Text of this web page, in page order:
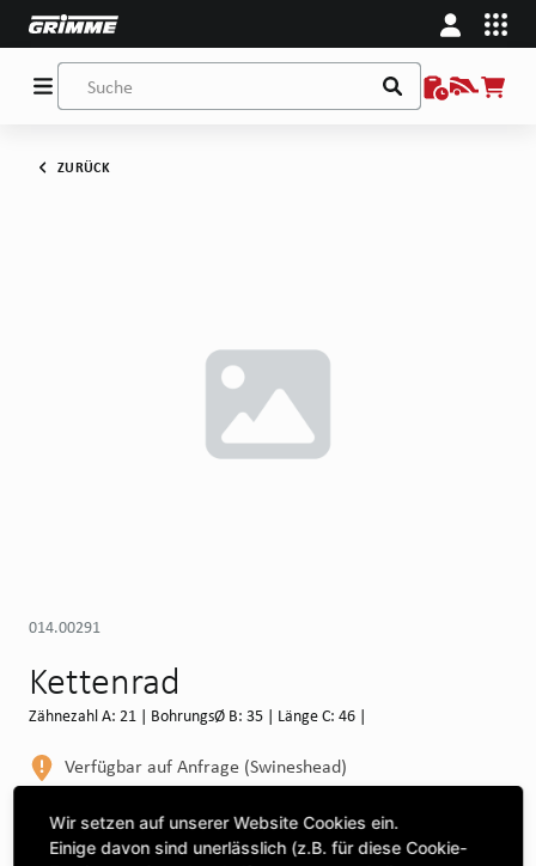
ZURÜCK
014.00291
Kettenrad
Zähnezahl A: 21 | BohrungsØ B: 35 | Länge C: 46 |
Verfügbar auf Anfrage (Swineshead)
Maschine auswählen, um Kompatibilität zu sehen
Wir setzen auf unserer Website Cookies ein.
Einige davon sind unerlässlich (z.B. für diese Cookie-